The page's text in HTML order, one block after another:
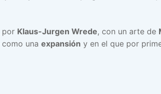
por Klaus-Jurgen Wrede, con un arte de
una expansión y en el que por